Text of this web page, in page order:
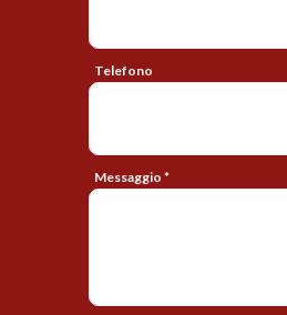
Telefono
Messaggio *